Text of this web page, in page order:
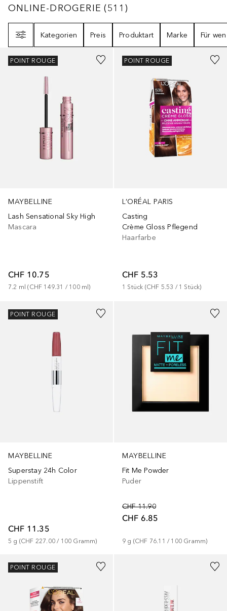
ONLINE-DROGERIE511
ONLINE-DROGERIE (511 )
Kategorien
Preis Produktart Marke Für wen
MAYBELLINE
Lash Sensational Sky High
Mascara
CHF 10.75
7.2 ml (CHF 149.31 / 100 ml)
POINT ROUGE
+
L’ORÉAL PARIS
Casting
Crème Gloss Pflegend
Haarfarbe
CHF 5.53
1 Stück (CHF 5.53 / 1 Stück)
POINT ROUGE
+10
MAYBELLINE
Superstay 24h Color
Lippenstift
CHF 11.35
5 g (CHF 227.00 / 100 Gramm)
POINT ROUGE
+20
MAYBELLINE
Fit Me Powder
Puder
CHF 11.90
CHF 6.85
9 g (CHF 76.11 / 100 Gramm)
+3
POINT ROUGE
+11 +19